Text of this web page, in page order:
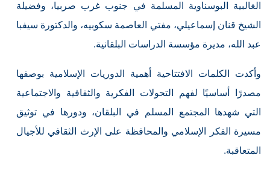
الغالبية البوسناوية المسلمة في جنوب غرب صربيا، وفضيلة
الشيخ قنان إسماعيلي، مفتي العاصمة سكوبيه، والدكتورة سيفبا
عبد الله، مديرة مؤسسة الدراسات البلقانية.
وأكدت الكلمات الافتتاحية أهمية الدوريات الإسلامية بوصفها
مصدرًا أساسيًا لفهم التحولات الفكرية والثقافية والاجتماعية
التي شهدها المجتمع المسلم في البلقان، ودورها في توثيق
مسيرة الفكر الإسلامي والمحافظة على الإرث الثقافي للأجيال
المتعاقبة.